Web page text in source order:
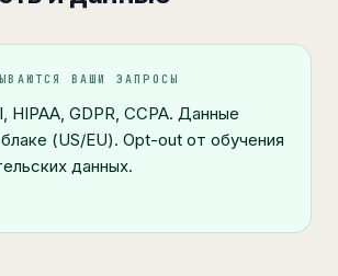
ВАШИ ЗАПРОСЫ
HIPAA, GDPR, CCPA. Данные
(US/EU). Opt-out от обучения
данных.